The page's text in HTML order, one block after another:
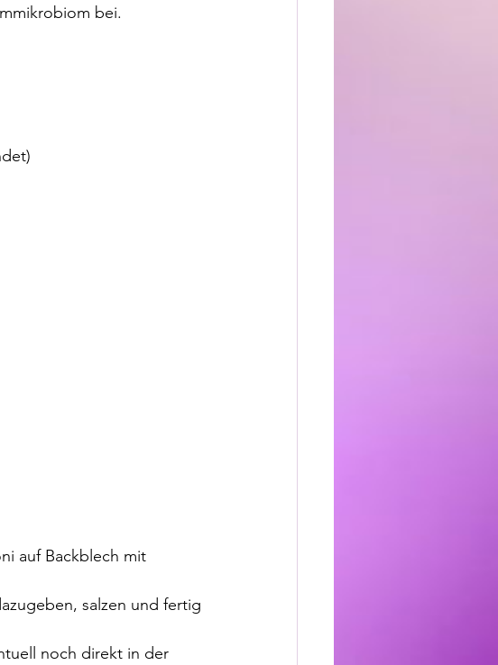
bei.
auf Backblech mit
salzen und fertig
noch direkt in der